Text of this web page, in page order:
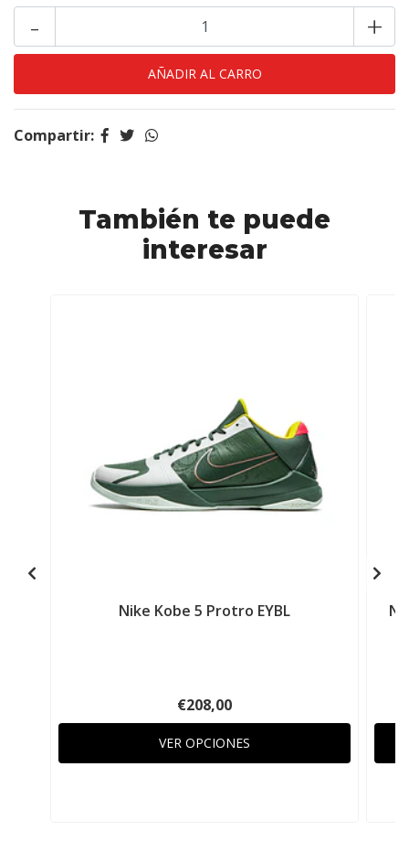
+
-
Compartir:
También te puede
interesar
Nike Kobe 5 Protro EYBL
€208,00
VER OPCIONES